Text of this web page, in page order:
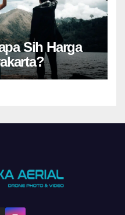
Sih Harga